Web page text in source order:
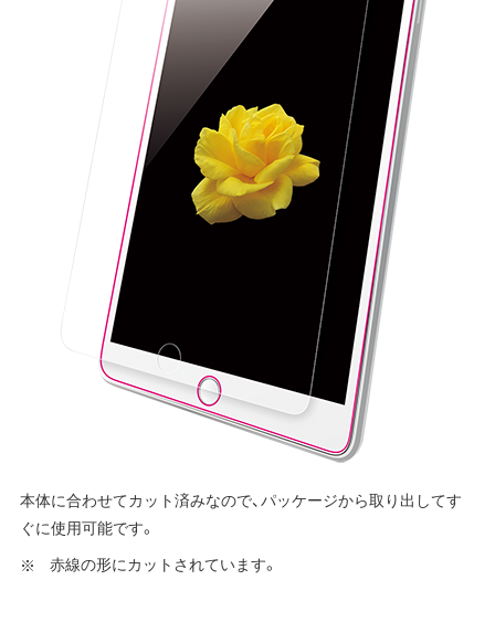
本体に合わせてカット済みなので、パッケージから取り出してす
ぐに使用可能です。
赤線の形にカットされています。